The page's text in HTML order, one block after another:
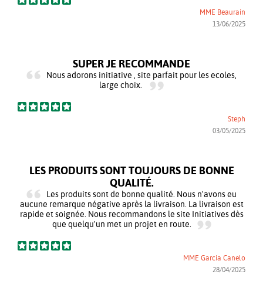
MME Beaurain
13/06/2025
SUPER JE RECOMMANDE
Nous adorons initiative , site parfait pour les ecoles,
large choix.
Steph
03/05/2025
LES PRODUITS SONT TOUJOURS DE BONNE
QUALITÉ.
Les produits sont de bonne qualité. Nous n'avons eu
aucune remarque négative après la livraison. La livraison est
rapide et soignée. Nous recommandons le site Initiatives dès
que quelqu'un met un projet en route.
MME Garcia Canelo
28/04/2025